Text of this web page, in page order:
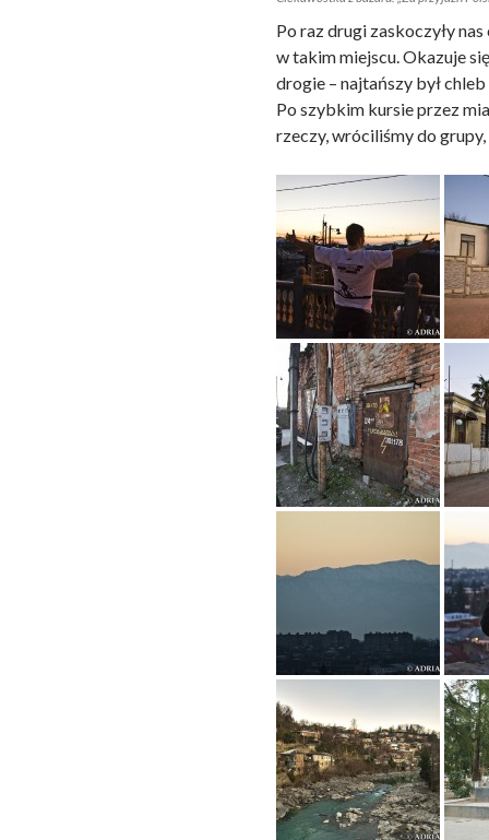
Po raz drugi zaskoczyły
w takim miejscu. Okazuje
drogie – najtańszy był
Po szybkim kursie przez
rzeczy, wróciliśmy do